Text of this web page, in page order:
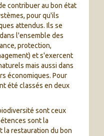
contribuer au bon état
pour qu'ils
attendus. Ils se
l'ensemble des
protection,
et s'exercent
mais aussi dans
économiques. Pour
été classés en deux
sont ceux
sont la
la restauration du bon